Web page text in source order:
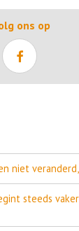
ons op
niet
steeds